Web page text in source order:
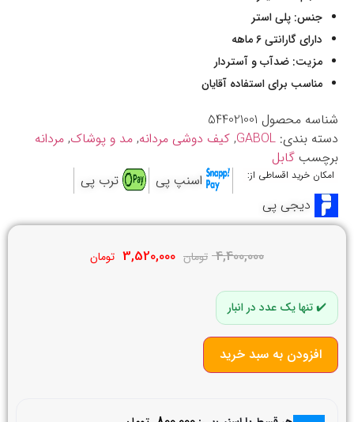
جنس: پلی استر
دارای گارانتی 6 ماهه
مزیت: ضدآب و آستردار
مناسب برای استفاده آقایان
شناسه محصول 544021001
دسته بندی: GABOL
, کیف دوشی مردانه, مد و پوشاک, مردانه
برچسب گابل
امکان خرید اقساطی از: اسنپ پی
ترب پی
دیجی پی
4,400,000 تومان 3,520,000 تومان
تنها یک عدد در انبار
افزودن به سبد خرید